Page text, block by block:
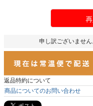
申し訳ございません
返品特約について
商品についてのお問い合わせ